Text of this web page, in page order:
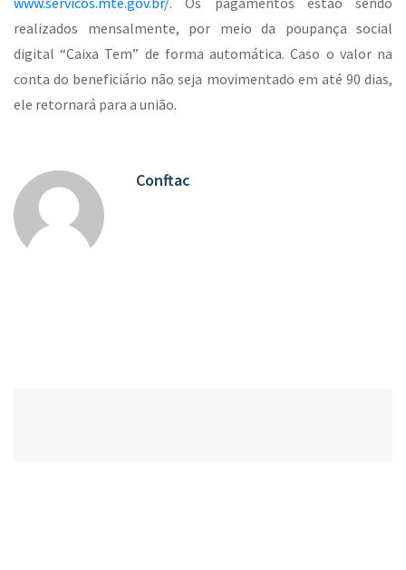
realizados mensalmente, por meio da poupança social
digital “Caixa Tem” de forma automática. Caso o valor na
conta do beneficiário não seja movimentado em até 90 dias,
ele retornará para a união.
Conftac